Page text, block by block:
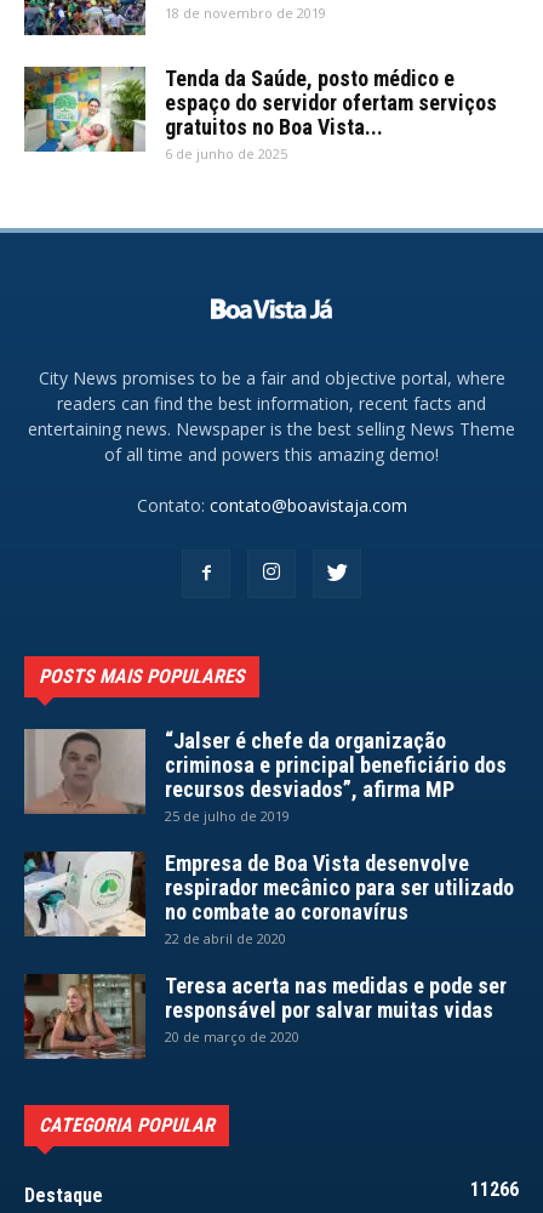
18 de novembro de 2019
Tenda da Saúde, posto médico e
espaço do servidor ofertam serviços
gratuitos no Boa Vista...
6 de junho de 2025
City News promises to be a fair and objective portal, where
readers can find the best information, recent facts and
entertaining news. Newspaper is the best selling News Theme
of all time and powers this amazing demo!
Contato: contato@boavistaja.com
POSTS MAIS POPULARES
“Jalser é chefe da organização
criminosa e principal beneficiário dos
recursos desviados”, afirma MP
25 de julho de 2019
Empresa de Boa Vista desenvolve
respirador mecânico para ser utilizado
no combate ao coronavírus
22 de abril de 2020
Teresa acerta nas medidas e pode ser
responsável por salvar muitas vidas
20 de março de 2020
CATEGORIA POPULAR
Destaque 11266